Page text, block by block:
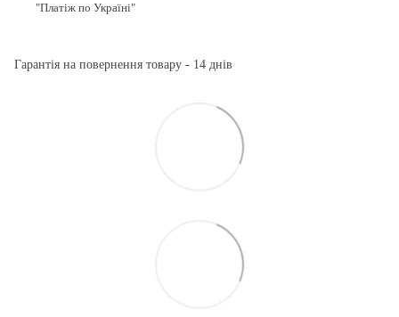
"Платіж по Україні"
Гарантія на повернення товару - 14 днів